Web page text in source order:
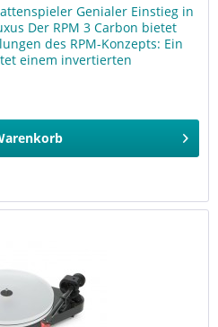
Genialer Einstieg in
Der RPM 3 Carbon bietet
des RPM-Konzepts: Ein
einem invertierten